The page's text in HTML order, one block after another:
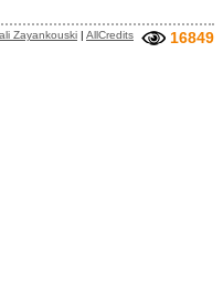
16849
Zayankouski | AllCredits